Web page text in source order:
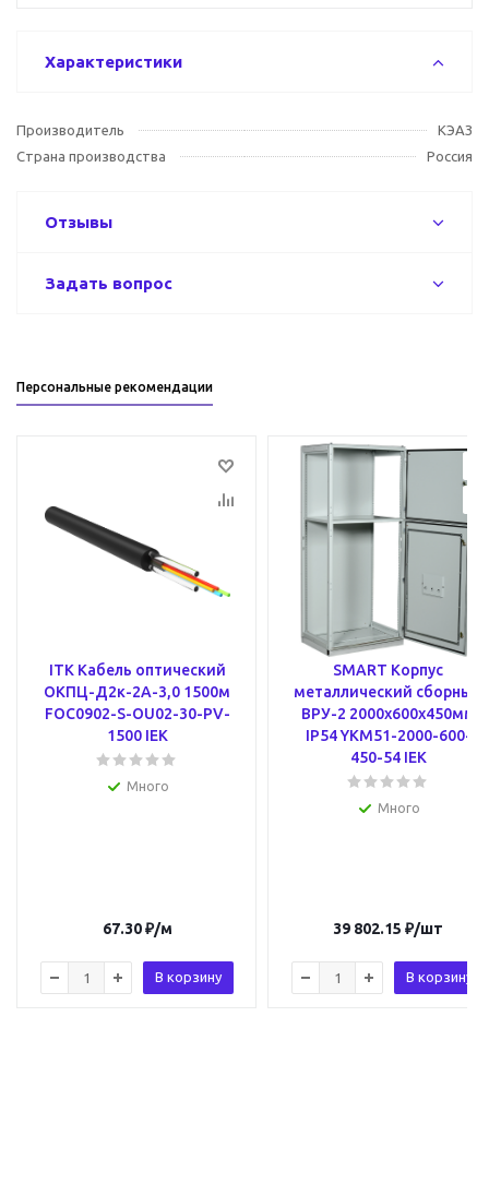
Характеристики
Производитель
KЭAЗ
Страна производства
Россия
Отзывы
Задать вопрос
Персональные рекомендации
ITK Кабель оптический
ОКПЦ-Д2к-2А-3,0 1500м
FOC0902-S-OU02-30-PV-
1500 IEK
Много
67.30₽/м
В корзину
SMART Корпус
металлический сборный
ВРУ-2 2000х600х450мм
IP54 YKM51-2000-600-
450-54 IEK
Много
39 802.15 ₽/шт
В корзину